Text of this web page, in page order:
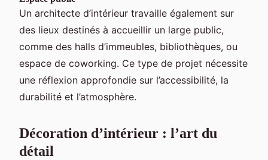
Un architecte d’intérieur travaille également sur
des lieux destinés à accueillir un large public,
comme des halls d’immeubles, bibliothèques, ou
espace de coworking. Ce type de projet nécessite
une réflexion approfondie sur l’accessibilité, la
durabilité et l’atmosphère.
Décoration d’intérieur : l’art du
détail